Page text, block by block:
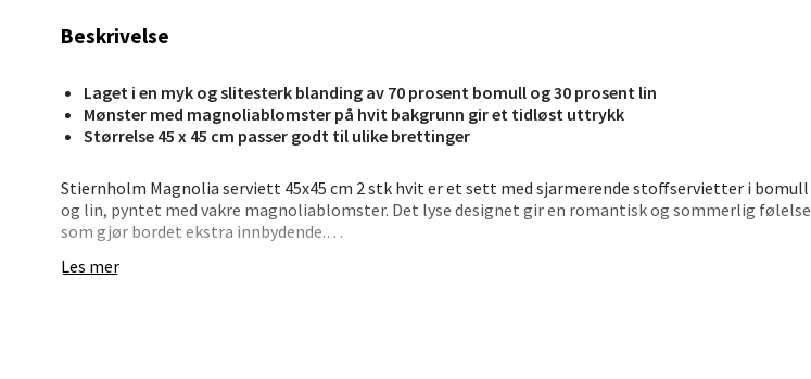
Beskrivelse
Laget i en myk og slitesterk blanding av 70 prosent bomull og 30 prosent lin
Mønster med magnoliablomster på hvit bakgrunn gir et tidløst uttrykk
Størrelse 45 x 45 cm passer godt til ulike brettinger
Stiernholm Magnolia serviett 45x45 cm 2 stk hvit er et sett med sjarmerende stoffservietter i bomull
og lin, pyntet med vakre magnoliablomster. Det lyse designet gir en romantisk og sommerlig følelse
som gjør bordet ekstra innbydende.
Serviettene passer perfekt når du vil gjøre litt ekstra ut av borddekkingen, enten de brettes klassisk
Les mer
Madlakrossen nr 9, 4042 Stavanger
Åpent i dag 10-20